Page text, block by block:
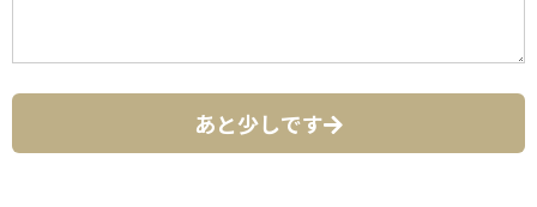
あと少しです